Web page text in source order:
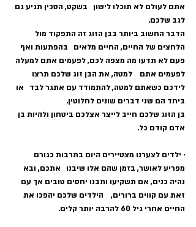
אתם לעולם לא תוכלו לישון   בשקט, הסכין תגיע גם
לגב שלכם.
הדבר החשוב ביותר בבן הזוג זה התפקוד מול
הלחצים של החיים, החיים מלאים   בהפתעות ואף
פעם לא תדעו מה מצפה לכם, לפעמים אתם למעלה
לפעמים אתם    למטה, את הבן זוג שלכם תרצו
לידכם כשאתם למטה, להתמודד עם אתגר לבד   או
ביחד הם שני דברים שונים לחלוטין.
בן הזוג שלכם חייב לייצר אצלכם ביטחון ולהיות בן
אדם קודם כל.
· ילדים לצערנו מצטיירים היום בתרבות כגורם
מפריע לאושר, בזמן שהם אלו שיבנו   אתכם, ובא
נהיה כנים, אם תשקיעו ותבנו יחסים טובים אך עם
זאת עם קווים ברורים,    הילדים שלכם יהפכו את
החיים אחרי גיל 60 להרבה יותר קלים.